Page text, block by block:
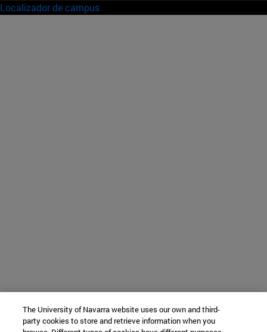
Localizador de campus
The University of Navarra website uses our own and third-
party cookies to store and retrieve information when you